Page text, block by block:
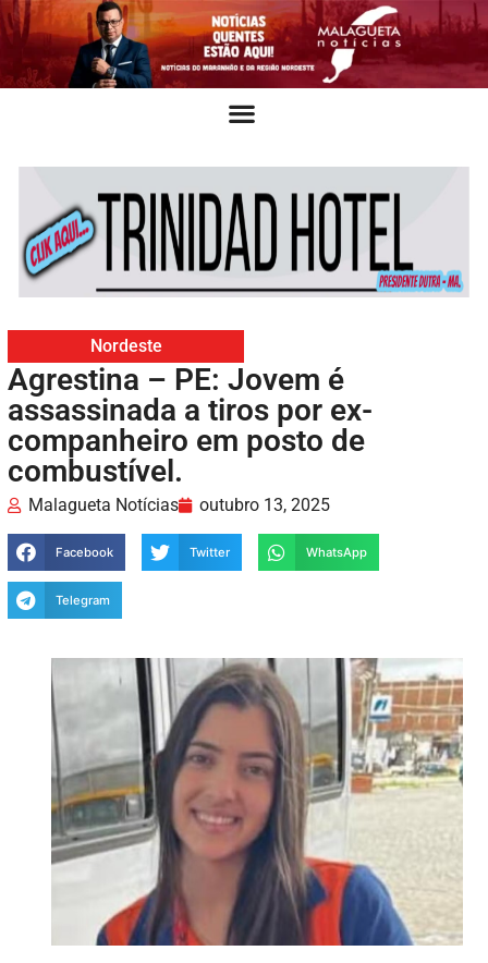
Nordeste
Agrestina – PE: Jovem é
assassinada a tiros por ex-
companheiro em posto de
combustível.
Malagueta Notícias outubro 13, 2025
Facebook Twitter WhatsApp
Telegram